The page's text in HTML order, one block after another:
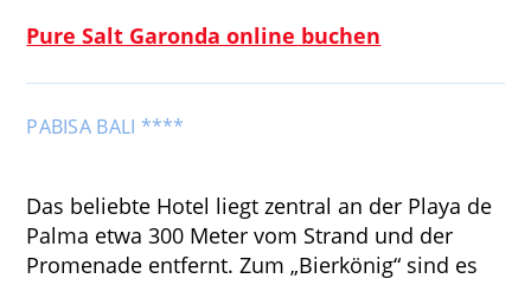
Pure Salt Garonda online buchen
PABISA BALI ****
Das beliebte Hotel liegt zentral an der Playa de
Palma etwa 300 Meter vom Strand und der
Promenade entfernt. Zum „Bierkönig“ sind es